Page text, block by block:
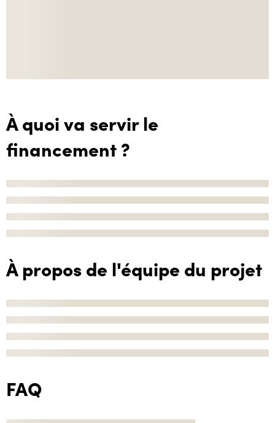
À quoi va servir le
financement ?
À propos de l'équipe du projet
FAQ